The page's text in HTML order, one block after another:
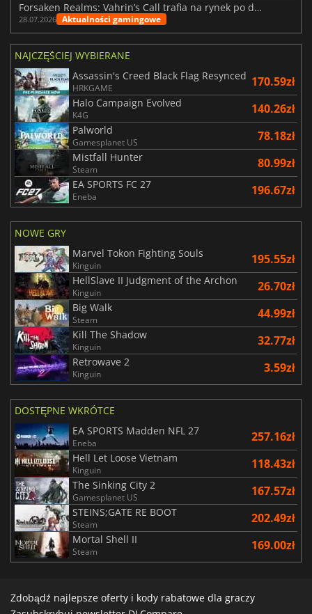
Forsaken Realms: Vahrin’s Call trafia na rynek po dziesięciu latach prac
28.07.2026 Aktualności gamingowe
NAJCZĘŚCIEJ WYBIERANE
Assassin's Creed Black Flag Resynced
HRKGAME 170.59zł
Halo Campaign Evolved
K4G 140.26zł
Palworld
Gamesplanet US 78.18zł
Mistfall Hunter
Steam 80.99zł
EA SPORTS FC 27
Eneba 196.67zł
NOWE GRY
Marvel Tokon Fighting Souls
Kinguin 195.55zł
HellSlave II Judgment of the Archon
Kinguin 26.70zł
Big Walk
Steam 44.99zł
Kill The Shadow
Kinguin 32.77zł
Retrowave 2
Kinguin 3.59zł
DOSTĘPNE WKRÓTCE
EA SPORTS Madden NFL 27
Eneba 257.16zł
Hell Let Loose Vietnam
Kinguin 118.43zł
The Sinking City 2
Gamesplanet US 167.57zł
STEINS;GATE RE BOOT
Steam 202.49zł
Mortal Shell II
Steam 169.00zł
Zdobądź najlepsze oferty i kody rabatowe dla graczy